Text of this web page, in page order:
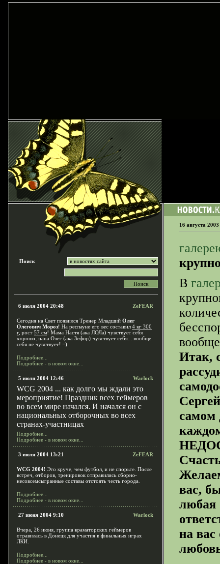
Поиск
6 июля 2004 20:48 ZeFEAR
Сегодня на Свет появился Тренер Младший Олег
Олегович Мороз! На респауне его вес составил 4 кг 300
г, рост 57 см! Мама Настя (ака ЛОЛа) чувствует себя
хорошо, папа Олег (ака Зефир) чувствует себя... вообще
себя не чувствует! =)
Подробнее...
Подробнее - в новом окне...
5 июля 2004 12:46 Warlock
WCG 2004 ... как долго мы ждали это
мероприятие! Праздник всех геймеров
во всем мире начался. И начался он с
национальных отборочных во всех
странах-участницах
Подробнее...
Подробнее - в новом окне...
3 июля 2004 13:21 ZeFEAR
WCG 2004! Это круче, чем футбол, и не спорьте. После
встреч, отборов, тренировок отправились сборно-
несовсемсыгранные составы отстоять честь города.
Подробнее...
Подробнее - в новом окне...
27 июня 2004 9:10 Warlock
Вчера, 26 июня, группа краматорских геймеров
отравилась в Донецк для участия в финальных играх
ЛКИ.
Подробнее...
Подробнее - в новом окне...
16 августа 2003
В
Итак,
самом
вас,
любая
на